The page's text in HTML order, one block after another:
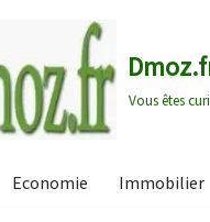
Vous êtes
Economie Immobilier